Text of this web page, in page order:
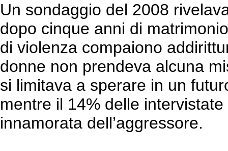
Un sondaggio del 2008
dopo cinque anni di
di violenza compaiono
donne non prendeva alcuna
si limitava a sperare in un
mentre il 14% delle
innamorata dell’aggressore.